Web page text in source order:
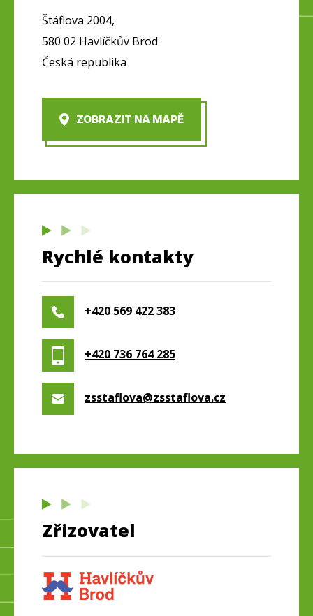
Štáflova 2004,
580 02 Havlíčkův Brod
Česká republika
ZOBRAZIT NA MAPĚ
Rychlé kontakty
+420 569 422 383
+420 736 764 285
zsstaflova@zsstaflova.cz
Zřizovatel